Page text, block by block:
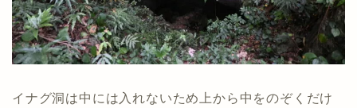
イナグ洞は中には入れないため上から中をのぞくだけ